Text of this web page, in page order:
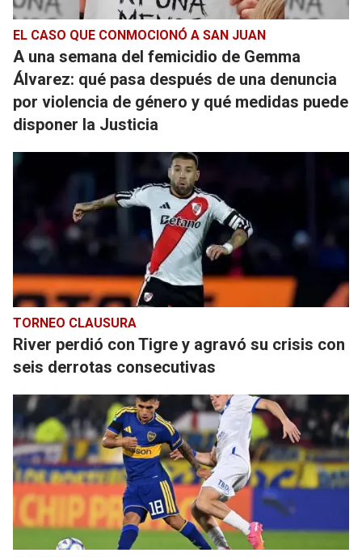
EL CASO QUE CONMOCIONÓ A SAN JUAN
A una semana del femicidio de Gemma
Álvarez: qué pasa después de una denuncia
por violencia de género y qué medidas puede
disponer la Justicia
TORNEO CLAUSURA
River perdió con Tigre y agravó su crisis con
seis derrotas consecutivas